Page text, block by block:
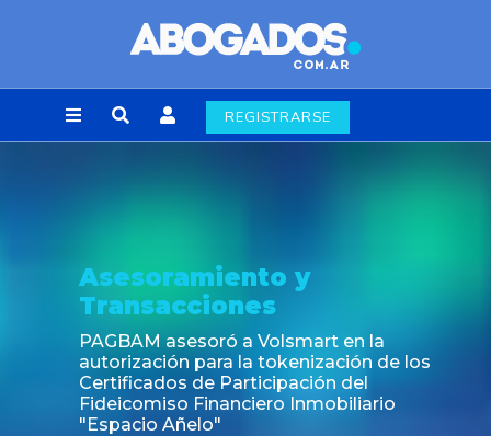
REGISTRARSE
Asesoramiento y
Transacciones
PAGBAM asesoró a Volsmart en la
autorización para la tokenización de los
Certificados de Participación del
Fideicomiso Financiero Inmobiliario
"Espacio Añelo"